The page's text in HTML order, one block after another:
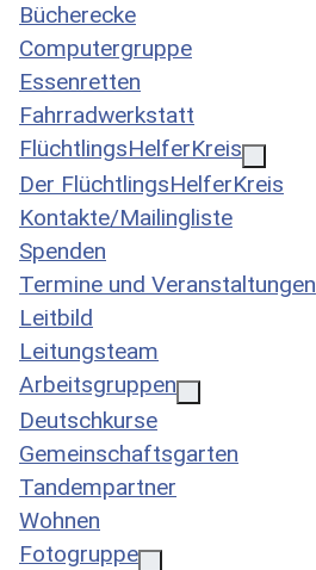
Bücherecke
Computergruppe
Essenretten
Fahrradwerkstatt
FlüchtlingsHelferKreis
Der FlüchtlingsHelferKreis
Kontakte/Mailingliste
Spenden
Termine und Veranstaltungen
Leitbild
Leitungsteam
Arbeitsgruppen
Deutschkurse
Gemeinschaftsgarten
Tandempartner
Wohnen
Fotogruppe